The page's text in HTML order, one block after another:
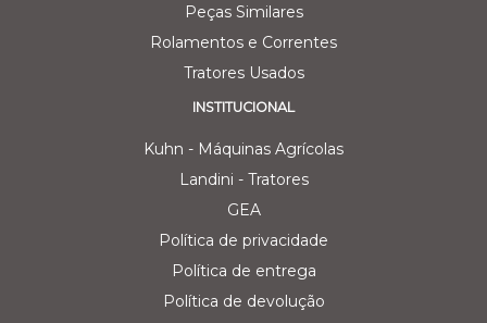
Peças Similares
Rolamentos e Correntes
Tratores Usados
INSTITUCIONAL
Kuhn - Máquinas Agrícolas
Landini - Tratores
GEA
Política de privacidade
Política de entrega
Política de devolução